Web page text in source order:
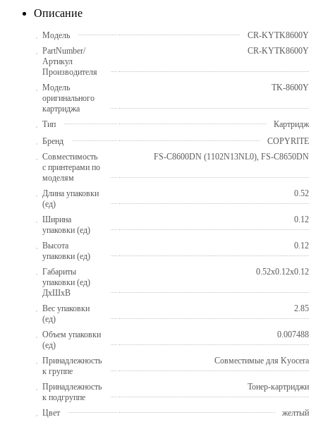
Описание
Модель
CR-KYTK8600Y
PartNumber/
Артикул
Производителя
CR-KYTK8600Y
Модель
оригинального
картриджа
TK-8600Y
Тип
Картридж
Бренд
COPYRITE
Совместимость
с принтерами по
моделям
FS-C8600DN (1102N13NL0), FS-C8650DN
Длина упаковки
(ед)
0.52
Ширина
упаковки (ед)
0.12
Высота
упаковки (ед)
0.12
Габариты
упаковки (ед)
ДхШхВ
0.52x0.12x0.12
Вес упаковки
(ед)
2.85
Объем упаковки
(ед)
0.007488
Принадлежность
к группе
Совместимые для Kyocera
Принадлежность
к подгруппе
Тонер-картриджи
Цвет
желтый